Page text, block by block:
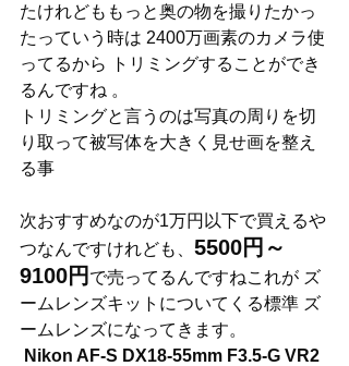
たけれどももっと奥の物を撮りたかっ
たっていう時は 2400万画素のカメラ使
ってるから トリミングすることができ
るんですね 。
トリミングと言うのは写真の周りを切
り取って被写体を大きく見せ画を整え
る事
次おすすめなのが1万円以下で買えるや
つなんですけれども、 5500円～
9100円 で売ってるんですねこれが ズ
ームレンズキットについてくる標準 ズ
ームレンズになってきます。
Nikon AF-S DX18-55mm F3.5-G VR2